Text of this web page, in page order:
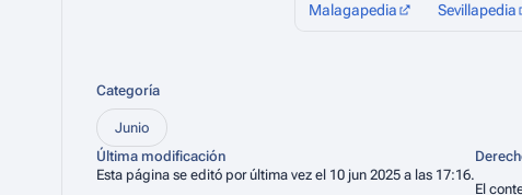
Malagapedia Sevillapedia
Categoría
Junio
Última modificación
Esta página se editó por última vez el 10 jun 2025 a las 17:16.
El